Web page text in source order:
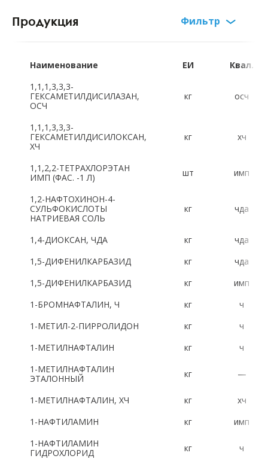
Продукция Фильтр
Русский алфавит:
И К
Ю Я
Латинский алфавит:
B C D G
S T U X
Цифры:
2 3 4 7
0
Наименование ЕИ
Квал.
1,1,1,3,3,3-
ГЕКСАМЕТИЛДИСИЛАЗАН,
ОСЧ
кг осч
1,1,1,3,3,3-
ГЕКСАМЕТИЛДИСИЛОКСАН,
ХЧ
кг хч
1,1,2,2-ТЕТРАХЛОРЭТАН
ИМП (ФАС. -1 Л)
шт имп
1,2-НАФТОХИНОН-4-
СУЛЬФОКИСЛОТЫ
НАТРИЕВАЯ СОЛЬ
кг чда
1,4-ДИОКСАН, ЧДА кг
чда
1,5-ДИФЕНИЛКАРБАЗИД
кг
чда
1,5-ДИФЕНИЛКАРБАЗИД
кг
имп
1-БРОМНАФТАЛИН, Ч
кг
ч
1-МЕТИЛ-2-ПИРРОЛИДОН
кг
ч
1-МЕТИЛНАФТАЛИН
кг
ч
1-МЕТИЛНАФТАЛИН
ЭТАЛОННЫЙ
кг —
1-МЕТИЛНАФТАЛИН, ХЧ кг
хч
1-НАФТИЛАМИН
кг
имп
1-НАФТИЛАМИН
ГИДРОХЛОРИД
кг ч